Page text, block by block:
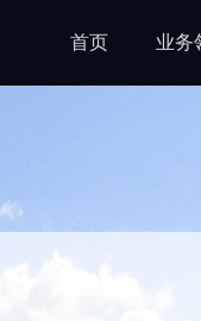
首页 业务